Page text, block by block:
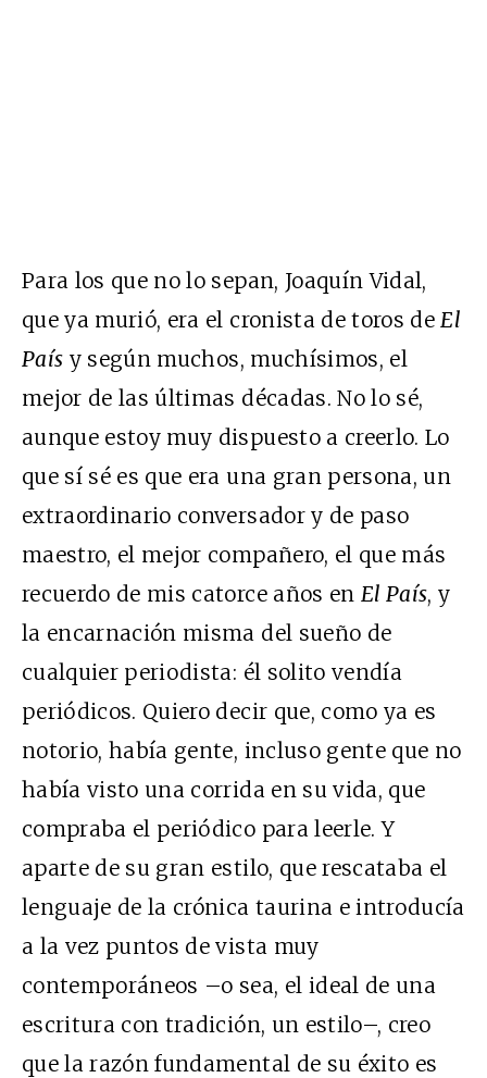
Para los que no lo sepan, Joaquín Vidal,
que ya murió, era el cronista de toros deEl
País y según muchos, muchísimos, el
mejor de las últimas décadas. No lo sé,
aunque estoy muy dispuesto a creerlo. Lo
que sí sé es que era una gran persona, un
extraordinario conversador y de paso
maestro, el mejor compañero, el que más
recuerdo de mis catorce años en El País, y
la encarnación misma del sueño de
cualquier periodista: él solito vendía
periódicos. Quiero decir que, como ya es
notorio, había gente, incluso gente que no
había visto una corrida en su vida, que
compraba el periódico para leerle. Y
aparte de su gran estilo, que rescataba el
lenguaje de la crónica taurina e introducía
a la vez puntos de vista muy
contemporáneos –o sea, el ideal de una
escritura con tradición, un estilo–, creo
que la razón fundamental de su éxito es